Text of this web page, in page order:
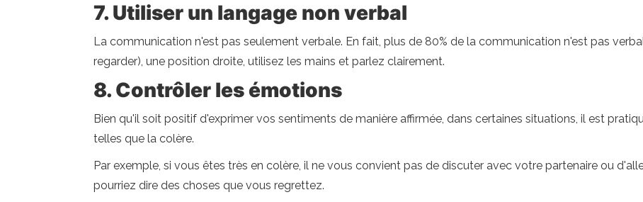
7. Utiliser un langage non verbal
La communication n'est pas seulement verbale. En fait, plus de 80% de la communication n'est pas
regarder), une position droite, utilisez les mains et parlez clairement.
8. Contrôler les émotions
Bien qu'il soit positif d'exprimer vos sentiments de manière affirmée, dans certaines situations, il est
telles que la colère.
Par exemple, si vous êtes très en colère, il ne vous convient pas de discuter avec votre partenaire ou
pourriez dire des choses que vous regrettez.